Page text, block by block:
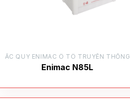
ẮC QUY ENIMAC Ô TÔ TRUYỀN THỐNG
Enimac N85L